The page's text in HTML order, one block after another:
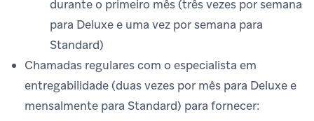
durante o primeiro mês (três vezes por semana
para Deluxe e uma vez por semana para
Standard)
Chamadas regulares com o especialista em
entregabilidade (duas vezes por mês para Deluxe e
mensalmente para Standard) para fornecer: